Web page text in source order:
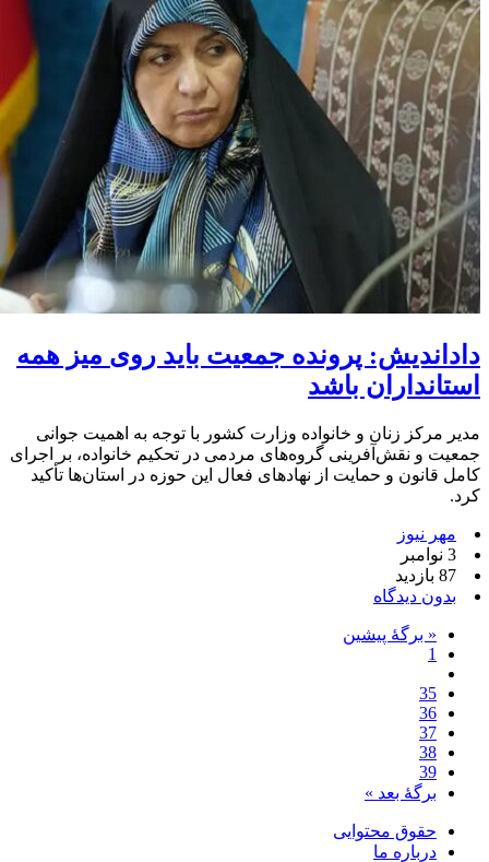
داداندیش: پرونده جمعیت باید روی میز همه
استانداران باشد
مدیر مرکز زنان و خانواده وزارت کشور با توجه به اهمیت جوانی
جمعیت و نقش‌آفرینی گروه‌های مردمی در تحکیم خانواده، بر اجرای
کامل قانون و حمایت از نهادهای فعال این حوزه در استان‌ها تأکید
کرد.
مهر نیوز
3 نوامبر
87 بازدید
بدون دیدگاه
« برگه‌ٔ پیشین
1
35
36
37
38
39
برگهٔ بعد »
حقوق محتوایی
درباره ما